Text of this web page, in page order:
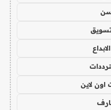
تسويق
اون لاين